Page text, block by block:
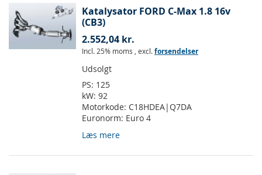
Katalysator FORD C-Max 1.8 16v
(CB3)
2.552,04 kr.
Incl. 25% moms , excl.forsendelser
Udsolgt
PS: 125
kW: 92
Motorkode: C18HDEA|Q7DA
Euronorm: Euro 4
Læs mere